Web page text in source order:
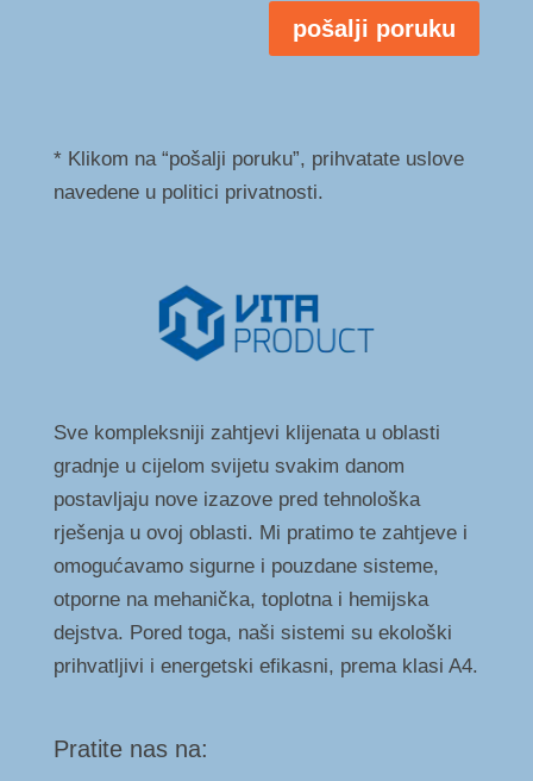
pošalji poruku
* Klikom na “pošalji poruku”, prihvatate uslove
navedene u politici privatnosti.
Sve kompleksniji zahtjevi klijenata u oblasti
gradnje u cijelom svijetu svakim danom
postavljaju nove izazove pred tehnološka
rješenja u ovoj oblasti. Mi pratimo te zahtjeve i
omogućavamo sigurne i pouzdane sisteme,
otporne na mehanička, toplotna i hemijska
dejstva. Pored toga, naši sistemi su ekološki
prihvatljivi i energetski efikasni, prema klasi A4.
Pratite nas na: